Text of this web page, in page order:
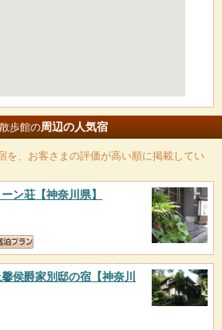
歩館の周辺の人気宿
を、お客さまの評価が高い順に掲載してい
ン荘 【神奈川県】
侯爵家別邸の宿 【神奈川